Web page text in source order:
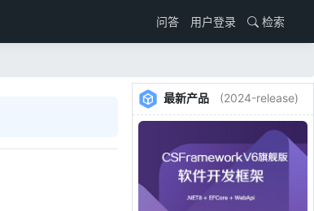
问答 用户登录 检索
最新产品 (2024-release)